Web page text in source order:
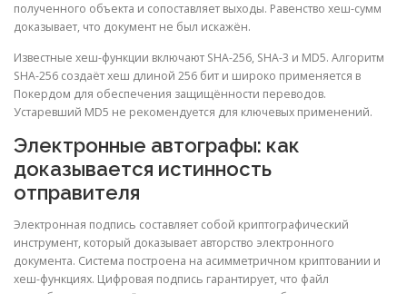
полученного объекта и сопоставляет выходы. Равенство хеш-сумм
доказывает, что документ не был искажён.
Известные хеш-функции включают SHA-256, SHA-3 и MD5. Алгоритм
SHA-256 создаёт хеш длиной 256 бит и широко применяется в
Покердом для обеспечения защищённости переводов.
Устаревший MD5 не рекомендуется для ключевых применений.
Электронные автографы: как
доказывается истинность
отправителя
Электронная подпись составляет собой криптографический
инструмент, который доказывает авторство электронного
документа. Система построена на асимметричном криптовании и
хеш-функциях. Цифровая подпись гарантирует, что файл